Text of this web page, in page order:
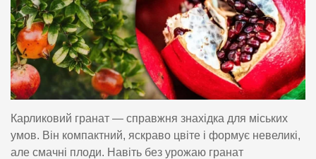
Карликовий гранат — справжня знахідка для міських
умов. Він компактний, яскраво цвіте і формує невеликі,
але смачні плоди. Навіть без урожаю гранат